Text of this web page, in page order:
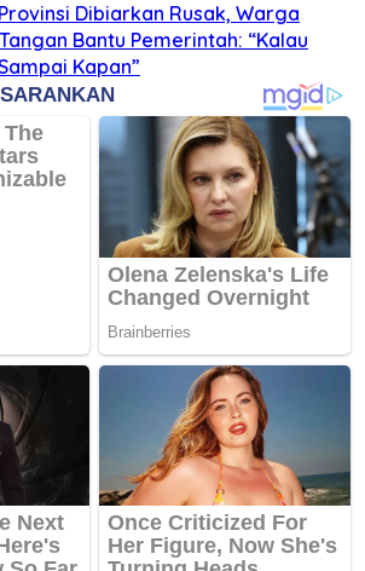
Dibiarkan Rusak, Warga
Bantu Pemerintah: “Kalau
Kapan”